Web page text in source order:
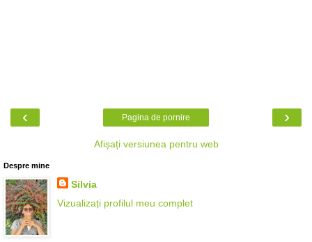
‹ ›
Pagina de pornire
Afișați versiunea pentru web
Despre mine
Silvia
Vizualizați profilul meu complet